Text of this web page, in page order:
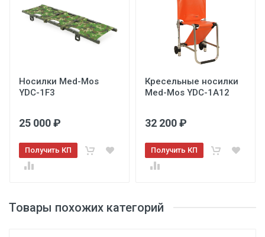
Товары похожих категорий
Носилки Med-Mos
YDC-1F3
25 000 ₽
Получить КП
Кресельные носилки
Med-Mos YDC-1A12
32 200 ₽
Получить КП